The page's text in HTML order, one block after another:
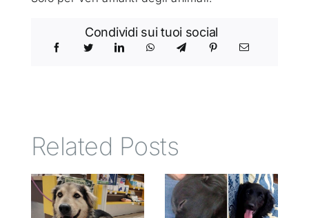
Condividi sui tuoi social
Related Posts